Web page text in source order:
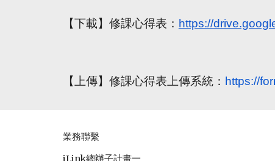
【下載】修課心得表： https://
【上傳】修課心得表上傳系統： https://
業務聯繫
iLink總辦子計畫一